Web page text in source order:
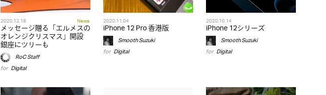
2020.12.18 News
メッセージ贈る「エルメスの
オレンジクリスマス」開設
銀座にツリーも
RoC Staff
for Digital
2020.11.04
iPhone 12 Pro 香港版
Smooth Suzuki
for Digital
2020.10.14
iPhone 12シリーズ
Smooth Suzuki
for Digital